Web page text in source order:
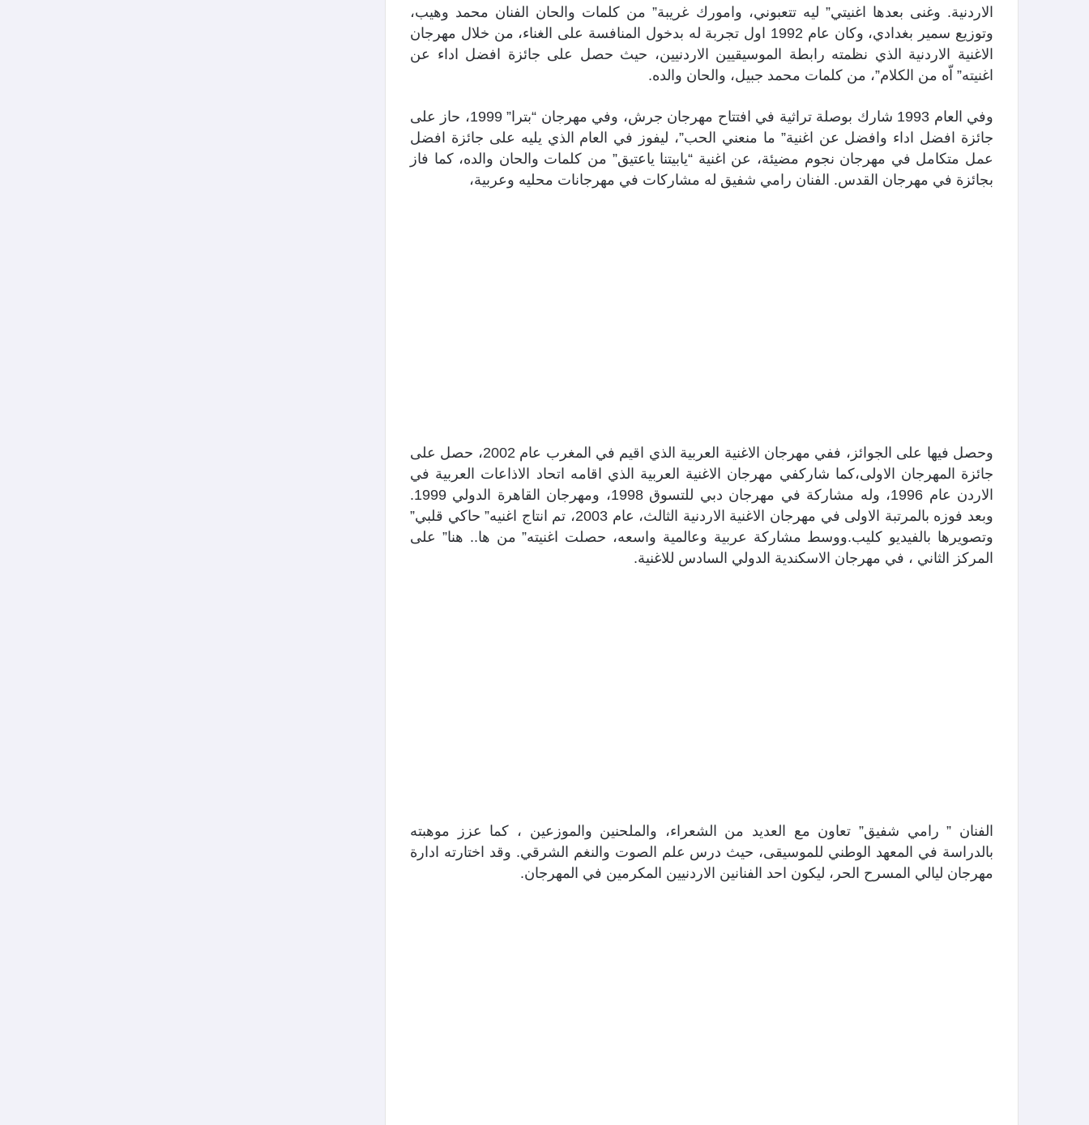
الاردنية. وغنى بعدها اغنيتي” ليه تتعبوني، وامورك غريبة” من كلمات والحان الفنان محمد وهيب،
وتوزيع سمير بغدادي، وكان عام 1992 اول تجربة له بدخول المنافسة على الغناء، من خلال مهرجان
الاغنية الاردنية الذي نظمته رابطة الموسيقيين الاردنيين، حيث حصل على جائزة افضل اداء عن
اغنيته” اّه من الكلام”، من كلمات محمد جبيل، والحان والده.
وفي العام 1993 شارك بوصلة تراثية في افتتاح مهرجان جرش، وفي مهرجان “بترا” 1999، حاز على
جائزة افضل اداء وافضل عن اغنية” ما منعني الحب”، ليفوز في العام الذي يليه على جائزة افضل
عمل متكامل في مهرجان نجوم مضيئة، عن اغنية “يابيتنا ياعتيق” من كلمات والحان والده، كما فاز
بجائزة في مهرجان القدس. الفنان رامي شفيق له مشاركات في مهرجانات محليه وعربية،
وحصل فيها على الجوائز، ففي مهرجان الاغنية العربية الذي اقيم في المغرب عام 2002، حصل على
جائزة المهرجان الاولى،كما شاركفي مهرجان الاغنية العربية الذي اقامه اتحاد الاذاعات العربية في
الاردن عام 1996، وله مشاركة في مهرجان دبي للتسوق 1998، ومهرجان القاهرة الدولي 1999.
وبعد فوزه بالمرتبة الاولى في مهرجان الاغنية الاردنية الثالث، عام 2003، تم انتاج اغنيه” حاكي قلبي”
وتصويرها بالفيديو كليب.ووسط مشاركة عربية وعالمية واسعه، حصلت اغنيته” من ها.. هنا” على
المركز الثاني ، في مهرجان الاسكندية الدولي السادس للاغنية.
الفنان ” رامي شفيق” تعاون مع العديد من الشعراء، والملحنين والموزعين ، كما عزز موهبته
بالدراسة في المعهد الوطني للموسيقى، حيث درس علم الصوت والنغم الشرقي. وقد اختارته ادارة
مهرجان ليالي المسرح الحر، ليكون احد الفنانين الاردنيين المكرمين في المهرجان.